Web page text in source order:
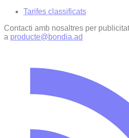
Tarifes classificats
Contacti amb nosaltres per
a producte@bondia.ad